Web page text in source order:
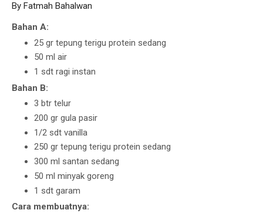
By Fatmah Bahalwan
Bahan A:
25 gr​ tepung terigu protein sedang
50 ml​ air
1 sdt​ ragi instan
Bahan B:
3 btr​ telur
200 gr​ gula pasir
1/2 sdt vanilla
250 gr​ tepung terigu protein sedang
300 ml​ santan sedang
50 ml​ minyak goreng
1 sdt​ garam
Cara membuatnya: